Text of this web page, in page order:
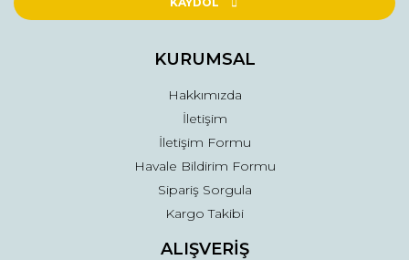
Ürün fiyatı diğer sitelerden daha pahalı.
Gönder
KURUMSAL
Hakkımızda
İletişim
İletişim Formu
Havale Bildirim Formu
Sipariş Sorgula
Kargo Takibi
ALIŞVERİŞ